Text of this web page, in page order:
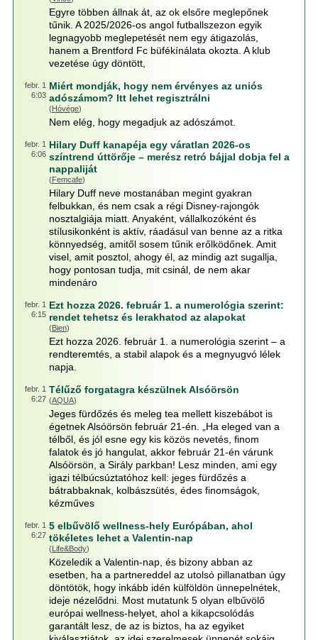
Egyre többen állnak át, az ok elsőre meglepőnek
tűnik. A 2025/2026-os angol futballszezon egyik
legnagyobb meglepetését nem egy átigazolás,
hanem a Brentford Fc büfékínálata okozta. A klub
vezetése úgy döntött,
febr. 1
6:03
Miért mondják, hogy nem érvényes az uniós
adószámom? Itt lehet regisztrálni
(Hóvége)
Nem elég, hogy megadjuk az adószámot.
febr. 1
6:06
Hilary Duff kanapéja egy váratlan 2026-os
színtrend úttörője – merész retró bájjal dobja fel a
nappaliját
(Femcafe)
Hilary Duff neve mostanában megint gyakran
felbukkan, és nem csak a régi Disney-rajongók
nosztalgiája miatt. Anyaként, vállalkozóként és
stílusikonként is aktív, ráadásul van benne az a ritka
könnyedség, amitől sosem tűnik erőlködőnek. Amit
visel, amit posztol, ahogy él, az mindig azt sugallja,
hogy pontosan tudja, mit csinál, de nem akar
mindenáro
febr. 1
6:15
Ezt hozza 2026. február 1. a numerológia szerint:
rendet tehetsz és lerakhatod az alapokat
(Bien)
Ezt hozza 2026. február 1. a numerológia szerint – a
rendteremtés, a stabil alapok és a megnyugvó lélek
napja.
febr. 1
6:27
Télűző forgatagra készülnek Alsóörsön
(AQUA)
Jeges fürdőzés és meleg tea mellett kiszebábot is
égetnek Alsóörsön február 21-én. „Ha eleged van a
télből, és jól esne egy kis közös nevetés, finom
falatok és jó hangulat, akkor február 21-én várunk
Alsóörsön, a Sirály parkban! Lesz minden, ami egy
igazi télbúcsúztatóhoz kell: jeges fürdőzés a
bátrabbaknak, kolbászsütés, édes finomságok,
kézműves
febr. 1
6:27
5 elbűvölő wellness-hely Európában, ahol
tökéletes lehet a Valentin-nap
(Life&Body)
Közeledik a Valentin-nap, és bizony abban az
esetben, ha a partnereddel az utolsó pillanatban úgy
döntötök, hogy inkább idén külföldön ünnepelnétek,
ideje nézelődni. Most mutatunk 5 olyan elbűvölő
európai wellness-helyet, ahol a kikapcsolódás
garantált lesz, de az is biztos, ha az egyiket